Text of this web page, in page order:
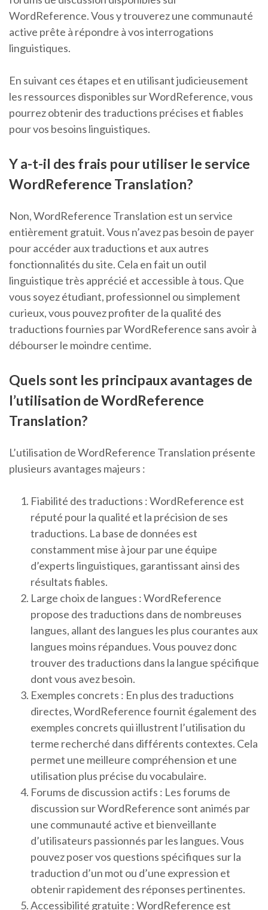
WordReference. Vous y trouverez une communauté
active prête à répondre à vos interrogations
linguistiques.
En suivant ces étapes et en utilisant judicieusement
les ressources disponibles sur WordReference, vous
pourrez obtenir des traductions précises et fiables
pour vos besoins linguistiques.
Y a-t-il des frais pour utiliser le service
WordReference Translation?
Non, WordReference Translation est un service
entièrement gratuit. Vous n’avez pas besoin de payer
pour accéder aux traductions et aux autres
fonctionnalités du site. Cela en fait un outil
linguistique très apprécié et accessible à tous. Que
vous soyez étudiant, professionnel ou simplement
curieux, vous pouvez profiter de la qualité des
traductions fournies par WordReference sans avoir à
débourser le moindre centime.
Quels sont les principaux avantages de
l’utilisation de WordReference
Translation?
L’utilisation de WordReference Translation présente
plusieurs avantages majeurs :
Fiabilité des traductions : WordReference est
réputé pour la qualité et la précision de ses
traductions. La base de données est
constamment mise à jour par une équipe
d’experts linguistiques, garantissant ainsi des
résultats fiables.
Large choix de langues : WordReference
propose des traductions dans de nombreuses
langues, allant des langues les plus courantes aux
langues moins répandues. Vous pouvez donc
trouver des traductions dans la langue spécifique
dont vous avez besoin.
Exemples concrets : En plus des traductions
directes, WordReference fournit également des
exemples concrets qui illustrent l’utilisation du
terme recherché dans différents contextes. Cela
permet une meilleure compréhension et une
utilisation plus précise du vocabulaire.
Forums de discussion actifs : Les forums de
discussion sur WordReference sont animés par
une communauté active et bienveillante
d’utilisateurs passionnés par les langues. Vous
pouvez poser vos questions spécifiques sur la
traduction d’un mot ou d’une expression et
obtenir rapidement des réponses pertinentes.
Accessibilité gratuite : WordReference est